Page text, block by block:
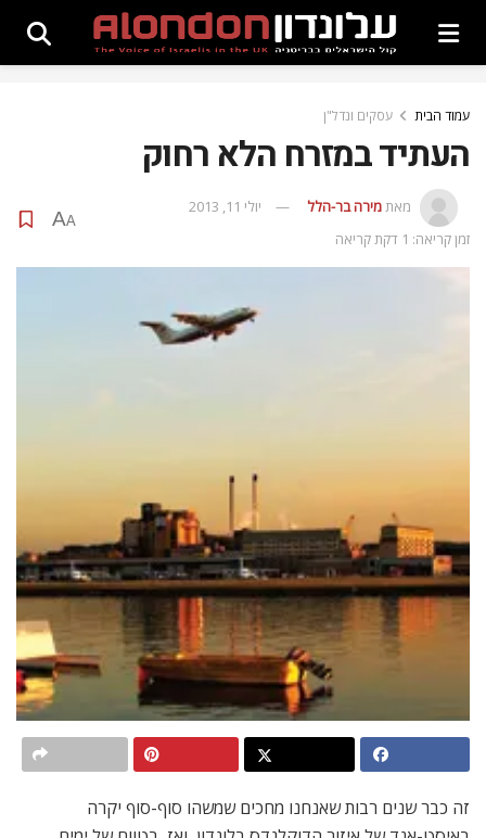
עמוד הבית עסקים ונדל"ן
העתיד במזרח הלא רחוק
מאתמירה בר-הלל
יולי 11, 2013
זמן קריאה: 1 דקת קריאה
A
A
זה כבר שנים רבות שאנחנו מחכים שמשהו סוף-סוף יקרה